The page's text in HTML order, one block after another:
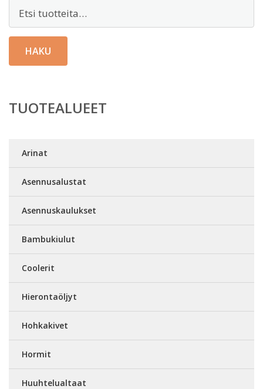
HAKU
TUOTEALUEET
Arinat
Asennusalustat
Asennuskaulukset
Bambukiulut
Coolerit
Hierontaöljyt
Hohkakivet
Hormit
Huuhtelualtaat